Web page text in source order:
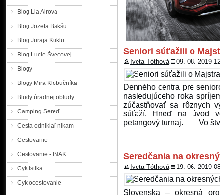
Blog Lia Airova
Blog Jozefa Bakšu
Blog Juraja Kuklu
Blog Lucie Švecovej
Blogy
Blogy Mira Klobučníka
Bludy úradnej obludy
Camping Sereď
Cesta odnikiaľ nikam
Cestovanie
Cestovanie - INAK
Cyklistika
Cyklocestovanie
pátraní po hľadanom
Trnava. Polícia po
Okresného súdu Trnava,
výkonu trestu odňatia
celom území Slovenska ...
Pátranie po
|MM| Polícia žiada
ročnej žene Kataríne
na políciu sestra
Polícia pátra po
Seniori súťažili o
Iveta Tóthová 09. 08. 2019
Denného centra pre
nasledujúceho roka
zúčastňovať sa rôznych
súťaží. Hneď na úvod
petangový turnaj. Vo
Seredčania na
Iveta Tóthová 19. 06. 2019
Slovenska – okresná